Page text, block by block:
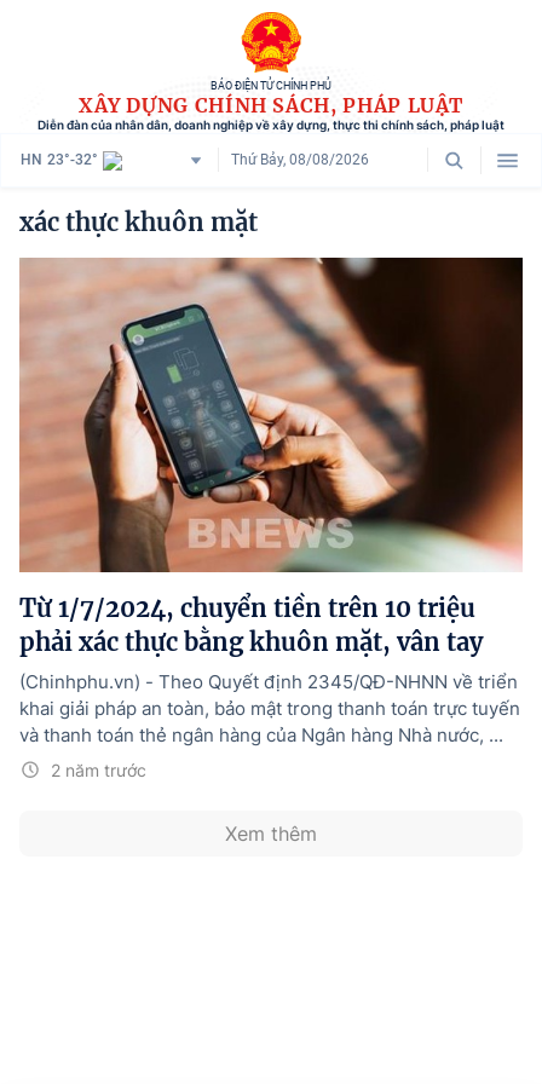
BÁO ĐIỆN TỬ CHÍNH PHỦ
XÂY DỰNG CHÍNH SÁCH, PHÁP LUẬT
Diễn đàn của nhân dân, doanh nghiệp về xây dựng, thực thi chính sách, pháp luật
HN 23°-32° Thứ Bảy, 08/08/2026
Danh mục
Trang chủ
Chính sách mới
Tham vấn chính sách
Người dân góp ý
Doanh nghiệp hiến kế
Chính sách và cuộc sống
Hướng dẫn thực hiện chính sách
Phát triển kinh tế tư nhân và doanh nghiệp dân tộc
Ocop và chuỗi giá trị Nông sản
Kinh tế tư nhân
xác thực khuôn mặt
Từ 1/7/2024, chuyển tiền trên 10 triệu
phải xác thực bằng khuôn mặt, vân tay
2 năm trước
(Chinhphu.vn) - Theo Quyết định 2345/QĐ-NHNN về triển
khai giải pháp an toàn, bảo mật trong thanh toán trực tuyến
và thanh toán thẻ ngân hàng của Ngân hàng Nhà nước, ...
Xem thêm